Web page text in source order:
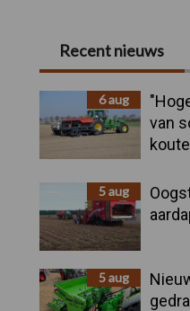
Primaire
Sidebar
Recent nieuws
6 aug
van
5 aug
5 aug